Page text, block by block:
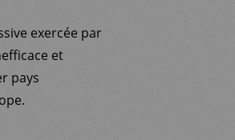
exercée par
et
pays